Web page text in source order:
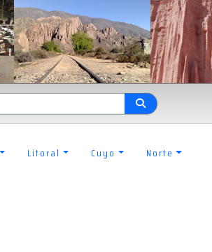
Litoral Cuyo Norte